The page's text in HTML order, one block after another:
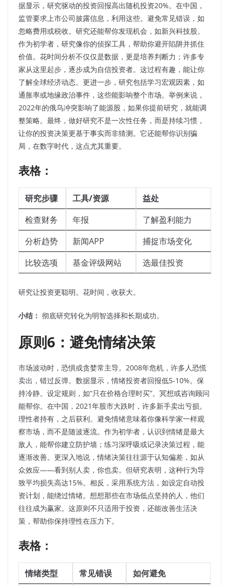
据显示，研究驱动的投资回报高出随机投资20%。在中国，
监管要求上市公司披露信息，利用这些。避免常见错误，如
忽略费用或税收。研究还能帮你发现机会，如新兴科技股。
作为初学者，研究像你的侦探工具，帮助你避开陷阱并抓住
价值。花时间分析不仅仅是数据，更是培养判断力；许多专
家从这里起步，逐步成为自信投资者。这过程有趣，能让你
了解全球经济动态。更进一步，研究包括学习宏观因素，如
通胀率或地缘政治事件，这些能影响整个市场。举例来说，
2022年的俄乌冲突影响了能源股，如果你提前研究，就能调
整策略。最终，做好研究不是一次性任务，而是持续习惯，
让你的投资决策更基于事实而非猜测。它还能帮你识别骗
局，在数字时代，这点尤其重要。
表格：
研究步骤 工具/资源
益处
检查财务
年报
了解盈利能力
分析趋势
新闻APP
捕捉市场变化
比较选项
基金评级网站 选最佳投资
研究让投资更聪明。花时间，收获大。
小结： 彻底研究转化为明智选择和长期成功。
原则6：避免情绪决策
市场波动时，恐惧或贪婪常主导。2008年危机，许多人恐慌
卖出，错过反弹。数据显示，情绪投资者回报低5-10%。保
持冷静。设定规则，如“只在价格合理时买”。冥想或咨询顾问
能帮你。在中国，2021年股市大跌时，许多新手卖出亏损。
理性者持有，之后获利。避免情绪意味着你像科学家一样观
察市场，而不是随波逐流。作为初学者，认识到情绪是最大
敌人，能帮你建立防护墙；练习深呼吸或记录决策过程，能
逐渐改善。更深入地说，情绪决策往往源于认知偏差，如从
众效应——看到别人卖，你也卖。但研究表明，这种行为导
致平均损失高达15%。相反，采用系统方法，如设定自动投
资计划，能绕过情绪。想想那些在市场低点坚持的人，他们
往往成为赢家。这原则不只适用于投资，还能改善生活决
策，帮助你保持理性在压力下。
表格：
情绪类型 常见错误
如何避免